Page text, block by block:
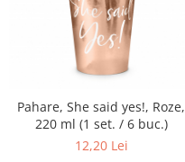
Pahare, She said yes!, Roze,
220 ml (1 set. / 6 buc.)
12,20 Lei